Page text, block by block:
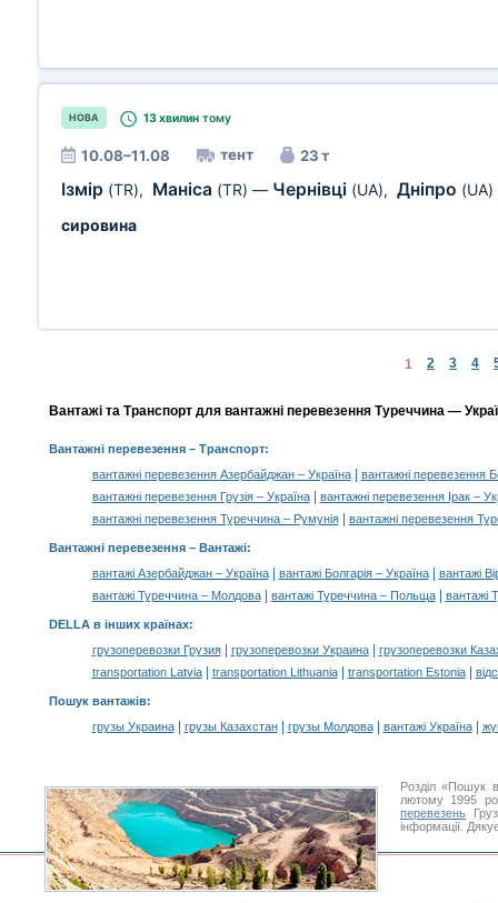
НОВА 13 хвилин тому
10.08–11.08 тент 23 т
Ізмір (TR), Маніса (TR) — Чернівці (UA), Дніпро (UA)
сировина
1 2 3 4
Вантажі та Транспорт для вантажні перевезення Туреччина —
Вантажні перевезення– Транспорт:
вантажні перевезення Азербайджан – Україна|
вантажні перевезення
вантажні перевезення Грузія – Україна|
вантажні перевезення Ірак –
вантажні перевезення Туреччина – Румунія| вантажні перевезення
Вантажні перевезення – Вантажі:
вантажі Азербайджан – Україна| вантажі Болгарія – Україна|
вантажі
вантажі Туреччина – Молдова| вантажі Туреччина – Польща| вантажі
DELLA в інших країнах:
грузоперевозки Грузия| грузоперевозки Украина|
грузоперевозки
transportation Latvia| transportation Lithuania| transportation Estonia|
Пошук вантажів:
грузы Украина| грузы Казахстан| грузы Молдова| вантажі Україна|
Розділ «Пошук
лютому 1995
перевезень
інформації.